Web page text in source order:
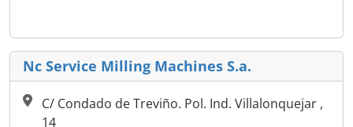
Nc Service Milling Machines S.a.
C/ Condado de Treviño. Pol. Ind. Villalonquejar ,
14